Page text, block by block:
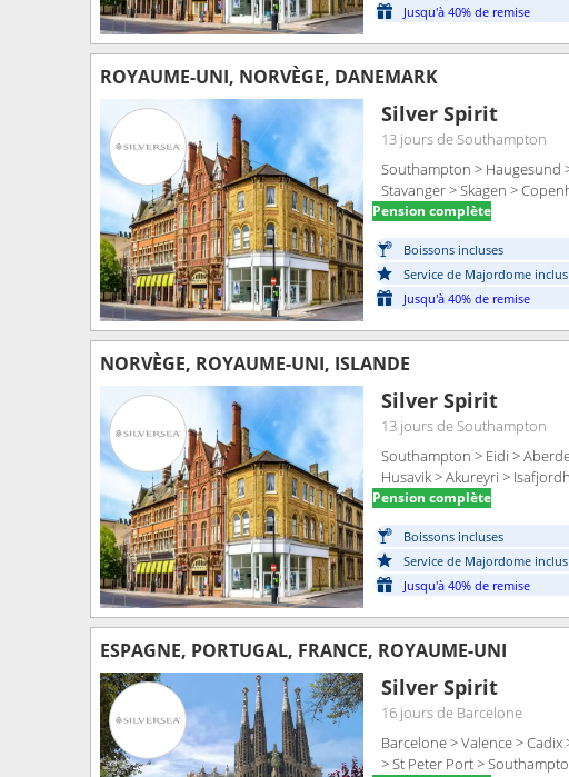
Jusqu'à 40% de remise
ROYAUME-UNI, NORVÈGE, DANEMARK
Silver Spirit
13 joursde Southampton
Southampton > Haugesund
Stavanger > Skagen >
Pension complète
Boissons incluses
Service de Majordome inclus
Jusqu'à 40% de remise
NORVÈGE, ROYAUME-UNI, ISLANDE
Silver Spirit
13 joursde Southampton
Southampton > Eidi >
Husavik > Akureyri >
Pension complète
Boissons incluses
Service de Majordome inclus
Jusqu'à 40% de remise
ESPAGNE, PORTUGAL, FRANCE, ROYAUME-UNI
Silver Spirit
16 joursde Barcelone
Barcelone > Valence >
> St Peter Port >